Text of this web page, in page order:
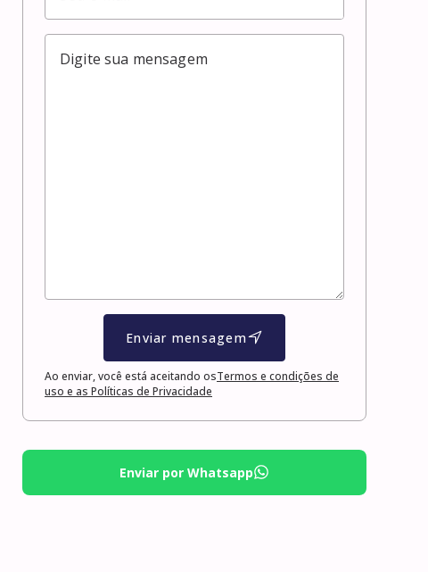
Enviar mensagem
Ao enviar, você está aceitando osTermos e condições de
uso e as Políticas de Privacidade
Enviar por Whatsapp